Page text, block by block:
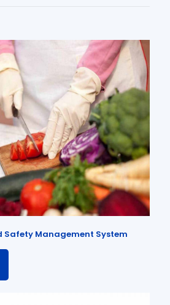
Safety Management System